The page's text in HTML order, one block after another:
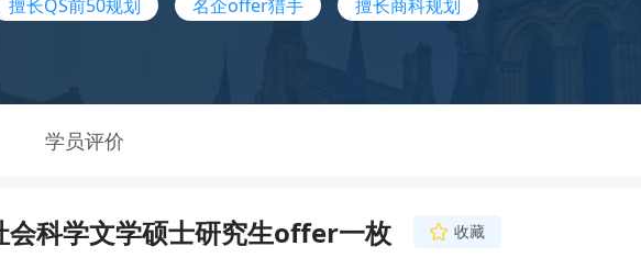
擅长QS前50规划 名企offer猎手 擅长商科规划
学员评价
会科学文学硕士研究生offer一枚
收藏